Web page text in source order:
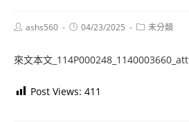
Postashs560
Post04/23/2025
Post未分類
來文本文_114P000248_1140003660_att
Post Views: 411